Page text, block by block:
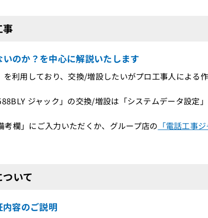
事
のか？を中心に解説いたします
利用しており、交換/増設したいがプロ工事人による
ジャック」の交換/増設は「システムデータ設定
欄」にご入力いただくか、グループ店の 「電話工事ジ
いて
容のご説明